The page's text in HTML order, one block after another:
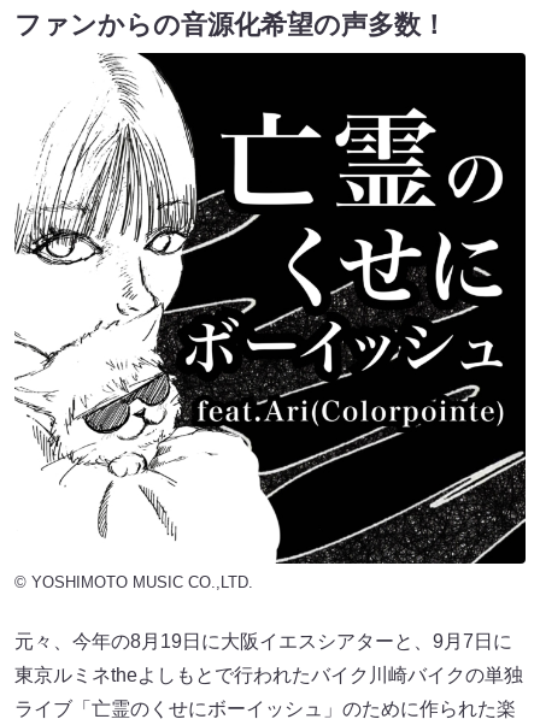
ファンからの音源化希望の声多数！
© YOSHIMOTO MUSIC CO.,LTD.
元々、今年の8月19日に大阪イエスシアターと、9月7日に
東京ルミネtheよしもとで行われたバイク川崎バイクの単独
ライブ「亡霊のくせにボーイッシュ」のために作られた楽